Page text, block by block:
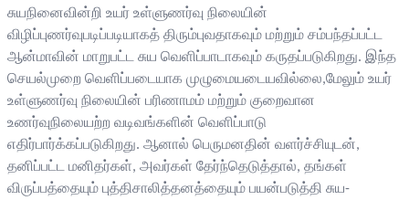
சுயநினைவின்றி உயர் உள்ளுணர்வு நிலையின்
விழிப்புணர்வுபடிப்படியாகத் திரும்புவதாகவும் மற்றும் சம்பந்தப்பட்ட
ஆன்மாவின் மாறுபட்ட சுய வெளிப்பாடாகவும் கருதப்படுகிறது. இந்த
செயல்முறை வெளிப்படையாக முழுமையடையவில்லை,மேலும் உயர்
உள்ளுணர்வு நிலையின் பரிணாமம் மற்றும் குறைவான
உணர்வுநிலையற்ற வடிவங்களின் வெளிப்பாடு
எதிர்பார்க்கப்படுகிறது. ஆனால் பெருமனதின் வளர்ச்சியுடன்,
தனிப்பட்ட மனிதர்கள், அவர்கள் தேர்ந்தெடுத்தால், தங்கள்
விருப்பத்தையும் புத்திசாலித்தனத்தையும் பயன்படுத்தி சுய-